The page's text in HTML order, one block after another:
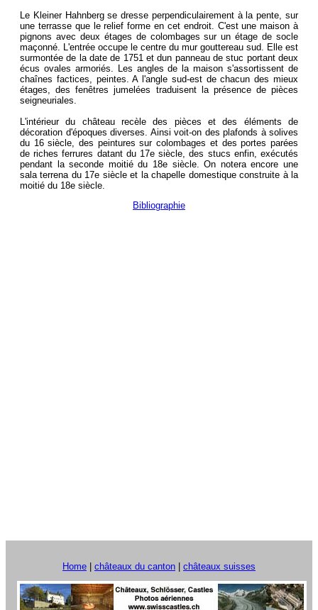
Le Kleiner Hahnberg se dresse perpendiculairement à la pente, sur
une terrasse que le relief forme en cet endroit. C'est une maison à
pignons avec deux étages de colombages sur un étage de socle
maçonné. L'entrée occupe le centre du mur gouttereau sud. Elle est
surmontée de la date de 1751 et dun panneau de stuc portant deux
écus ovales armoriés. Les angles de la maison s'assortissent de
chaînes factices, peintes. A l'angle sud-est de chacun des mieux
étages, des fenêtres jumelées traduisent la présence de pièces
seigneuriales.
L'intérieur du château recèle des pièces et des éléments de
décoration d'époques diverses. Ainsi voit-on des plafonds à solives
du 16 siècle, des peintures sur colombages et des portes parées
de riches ferrures datant du 17e siècle, des stucs enfin, exécutés
pendant la seconde moitié du 18e siècle. On notera encore une
sala terrena du 17e siècle et la chapelle domestique construite à la
moitié du 18e siècle.
Bibliographie
Home châteaux du canton châteaux suisses